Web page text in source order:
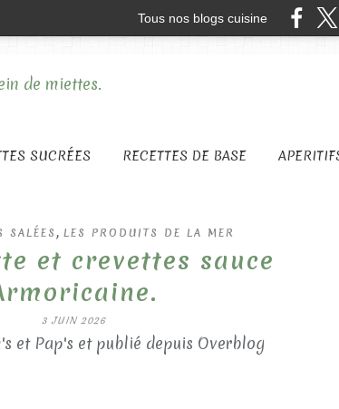
Tous nos blogs cuisine
SUCRÉES RECETTES DE BASE
SALÉES , LES PRODUITS DE LA MER
et crevettes sauce
3 JUIN 2026
et Pap's et publié depuis Overblog